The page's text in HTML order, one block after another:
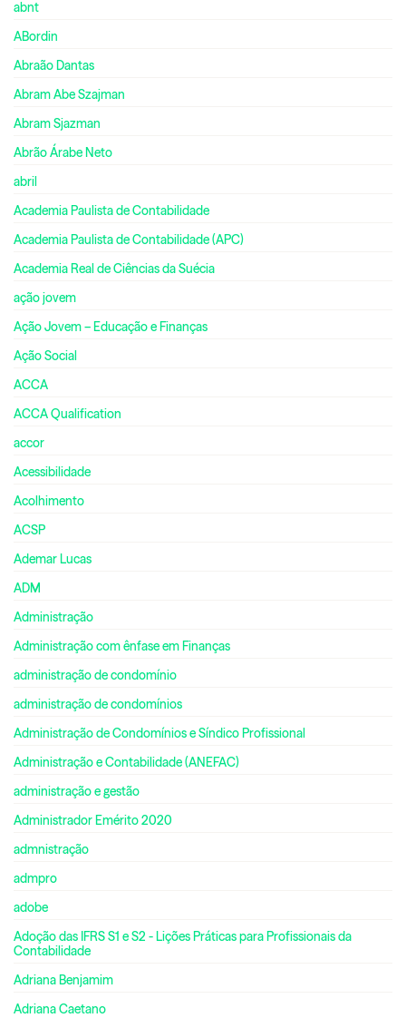
abnt
ABordin
Abraão Dantas
Abram Abe Szajman
Abram Sjazman
Abrão Árabe Neto
abril
Academia Paulista de Contabilidade
Academia Paulista de Contabilidade (APC)
Academia Real de Ciências da Suécia
ação jovem
Ação Jovem – Educação e Finanças
Ação Social
ACCA
ACCA Qualification
accor
Acessibilidade
Acolhimento
ACSP
Ademar Lucas
ADM
Administração
Administração com ênfase em Finanças
administração de condomínio
administração de condomínios
Administração de Condomínios e Síndico Profissional
Administração e Contabilidade (ANEFAC)
administração e gestão
Administrador Emérito 2020
admnistração
admpro
adobe
Adoção das IFRS S1 e S2 - Lições Práticas para Profissionais da
Contabilidade
Adriana Benjamim
Adriana Caetano